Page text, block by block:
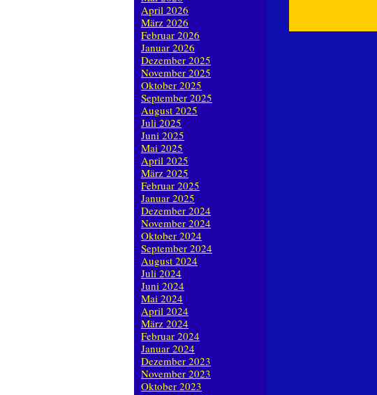
April 2026
März 2026
Februar 2026
Januar 2026
Dezember 2025
November 2025
Oktober 2025
September 2025
August 2025
Juli 2025
Juni 2025
Mai 2025
April 2025
März 2025
Februar 2025
Januar 2025
Dezember 2024
November 2024
Oktober 2024
September 2024
August 2024
Juli 2024
Juni 2024
Mai 2024
April 2024
März 2024
Februar 2024
Januar 2024
Dezember 2023
November 2023
Oktober 2023